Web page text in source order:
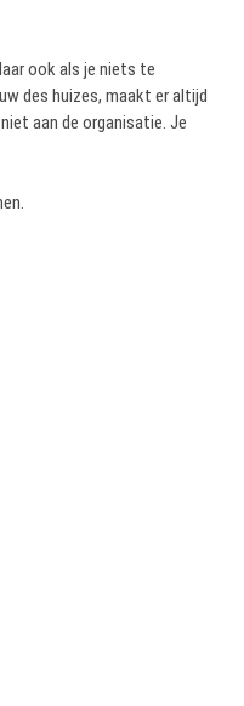
ook als je niets te
des huizes, maakt er altijd
aan de organisatie. Je